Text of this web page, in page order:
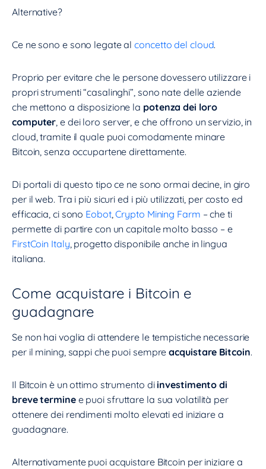
Alternative?
Ce ne sono e sono legate alconcetto del cloud.
Proprio per evitare che le persone dovessero utilizzare i
propri strumenti “casalinghi”, sono nate delle aziende
che mettono a disposizione la potenza dei loro
computer, e dei loro server, e che offrono un servizio, in
cloud, tramite il quale puoi comodamente minare
Bitcoin, senza occupartene direttamente.
Di portali di questo tipo ce ne sono ormai decine, in giro
per il web. Tra i più sicuri ed i più utilizzati, per costo ed
efficacia, ci sono Eobot,Crypto Mining Farm – che ti
permette di partire con un capitale molto basso – e
FirstCoin Italy, progetto disponibile anche in lingua
italiana.
Come acquistare i Bitcoin e
guadagnare
Se non hai voglia di attendere le tempistiche necessarie
per il mining, sappi che puoi sempreacquistare Bitcoin.
Il Bitcoin è un ottimo strumento diinvestimento di
breve terminee puoi sfruttare la sua volatilità per
ottenere dei rendimenti molto elevati ed iniziare a
guadagnare.
Alternativamente puoi acquistare Bitcoin per iniziare a